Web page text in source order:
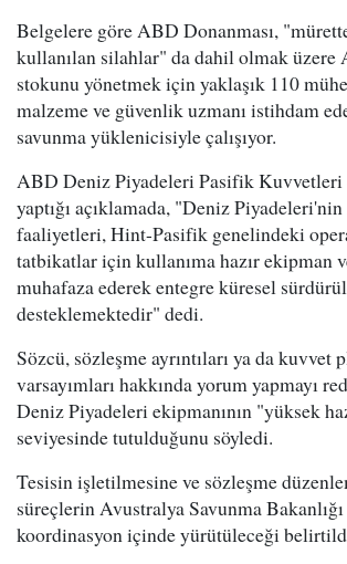
Belgelere göre ABD Donanması,
kullanılan silahlar" da dahil olmak üzere
stokunu yönetmek için yaklaşık 110
malzeme ve güvenlik uzmanı istihdam
savunma yüklenicisiyle çalışıyor.
ABD Deniz Piyadeleri Pasifik Kuvvetleri
yaptığı açıklamada, "Deniz
faaliyetleri, Hint-Pasifik genelindeki
tatbikatlar için kullanıma hazır ekipman
muhafaza ederek entegre küresel
desteklemektedir" dedi.
Sözcü, sözleşme ayrıntıları ya da kuvvet
varsayımları hakkında yorum yapmayı
Deniz Piyadeleri ekipmanının "yüksek
seviyesinde tutulduğunu söyledi.
Tesisin işletilmesine ve sözleşme
süreçlerin Avustralya Savunma
koordinasyon içinde yürütüleceği